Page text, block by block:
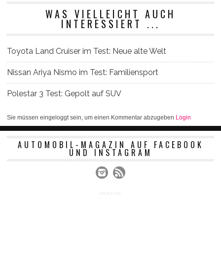
WAS VIELLEICHT AUCH
INTERESSIERT ...
Toyota Land Cruiser im Test: Neue alte Welt
Nissan Ariya Nismo im Test: Familiensport
Polestar 3 Test: Gepolt auf SUV
Sie müssen eingeloggt sein, um einen Kommentar abzugeben Login
AUTOMOBIL-MAGAZIN AUF FACEBOOK
UND INSTAGRAM
ANZEIGE